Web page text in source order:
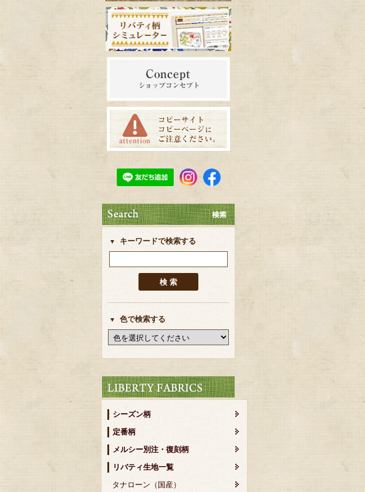
キーワードで検索する
色で検索する
シーズン柄
定番柄
メルシー別注・復刻柄
リバティ生地一覧
タナローン（国産）